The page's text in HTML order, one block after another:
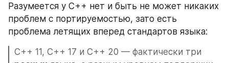
Разумеется у C++ нет и быть не может никаких
проблем с портируемостью, зато есть
проблема летящих вперед стандартов языка: